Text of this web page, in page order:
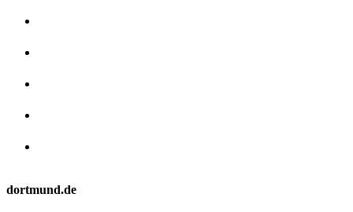
dortmund.de